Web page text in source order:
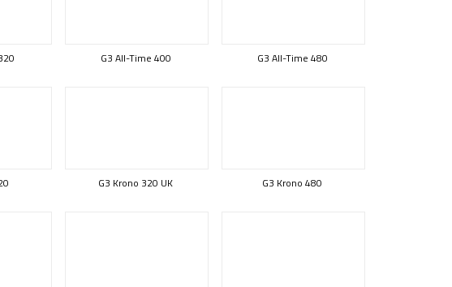
G3 All-Time 400 G3 All-Time 480
G3 Krono 320 UK G3 Krono 480